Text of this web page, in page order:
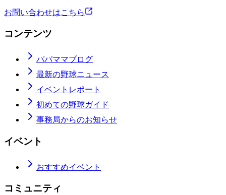
お問い合わせはこちら
コンテンツ
パパママブログ
最新の野球ニュース
イベントレポート
初めての野球ガイド
事務局からのお知らせ
イベント
おすすめイベント
コミュニティ